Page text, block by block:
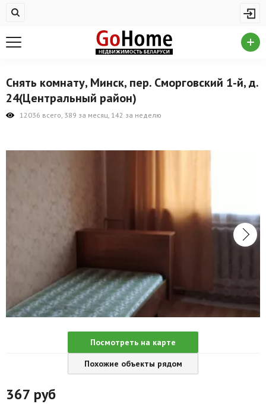
Купить квартиру
На сутки
Новостройки
Аренда коммерческой недвижимости
Другие разделы
Агентства
Ремонт квартир
Грузовое такси
Способы оплаты
Снять комнату, Минск, пер. Сморговский 1-й, д.
24(Центральный район)
12036 всего, 389 за месяц, 142 за неделю
Посмотреть на карте
Похожие объекты рядом
367 руб